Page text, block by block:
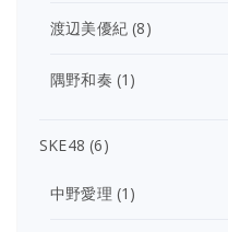
渡辺美優紀 (8)
隅野和奏 (1)
SKE48 (6)
中野愛理 (1)